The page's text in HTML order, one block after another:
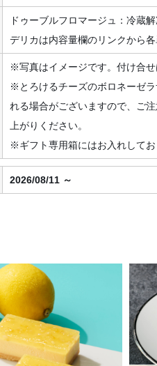
ドゥーブルフロマージュ：冷蔵
デリカは内容量欄のリンクから
※写真はイメージです。付け合せ
※とろけるチーズのボロネーゼ
れる場合がございますので、ご
上がりください。
※ギフト専用箱にはお入れしてお
2026/08/11 ～